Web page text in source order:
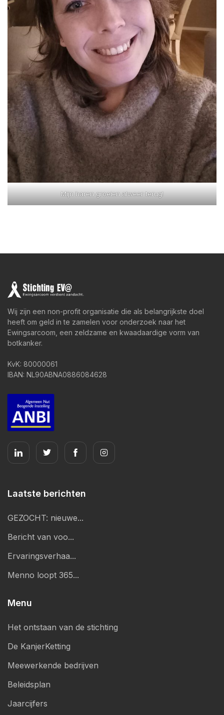
Mijn haren groeien alweer terug!
Wij zijn een non-profit organisatie die als belangrijkste doel
heeft om geld in te zamelen voor onderzoek naar het
Ewingsarcoom, een zeldzame en kwaadaardige vorm van
botkanker.
KvK: 80000061
IBAN: NL90ABNA0886084628
Laatste berichten
GEZOCHT: nieuwe...
Bericht van voo...
Ervaringsverhaa...
Menno loopt 365...
Menu
Het ontstaan van de stichting
De KanjerKetting
Meewerkende bedrijven
Beleidsplan
Jaarcijfers